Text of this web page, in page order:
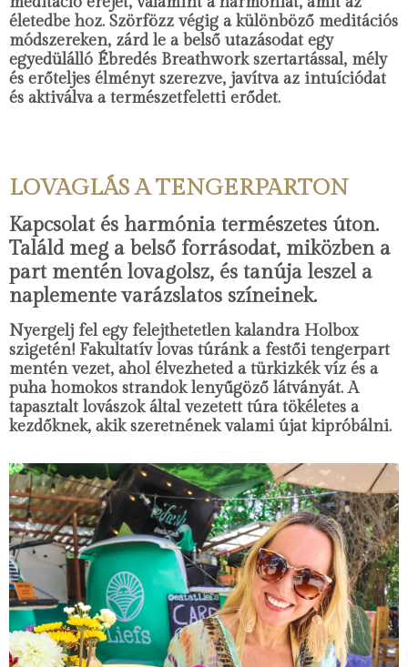
életedbe hoz. Szörfözz végig a különböző meditációs
módszereken, zárd le a belső utazásodat egy
egyedülálló Ébredés Breathwork szertartással, mély
és erőteljes élményt szerezve, javítva az intuíciódat
és aktiválva a természetfeletti erődet.
LOVAGLÁS A TENGERPARTON
Kapcsolat és harmónia természetes úton.
Találd meg a belső forrásodat, miközben a
part mentén lovagolsz, és tanúja leszel a
naplemente varázslatos színeinek.
Nyergelj fel egy felejthetetlen kalandra Holbox
szigetén! Fakultatív lovas túránk a festői tengerpart
mentén vezet, ahol élvezheted a türkizkék víz és a
puha homokos strandok lenyűgöző látványát. A
tapasztalt lovászok által vezetett túra tökéletes a
kezdőknek, akik szeretnének valami újat kipróbálni.